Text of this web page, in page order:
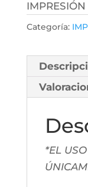
Categoría:
*EL